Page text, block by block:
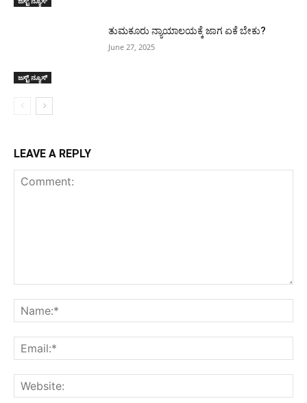
ಜಸ್ಟ್ ನ್ಯೂಸ್
ತುಮಕೂರು ನ್ಯಾಯಾಲಯಕ್ಕೆ ಜಾಗ ಏಕೆ ಬೇಕು?
June 27, 2025
LEAVE A REPLY